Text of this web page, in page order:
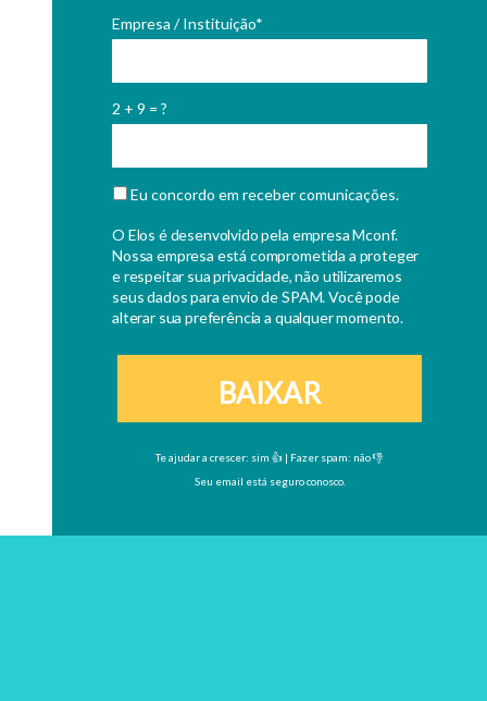
Empresa / Instituição*
2 + 9 = ?
Eu concordo em receber comunicações.
O Elos é desenvolvido pela empresa Mconf.
Nossa empresa está comprometida a proteger
e respeitar sua privacidade, não utilizaremos
seus dados para envio de SPAM. Você pode
alterar sua preferência a qualquer momento.
BAIXAR
Te ajudar a crescer: sim 👍 | Fazer spam: não 👎
Seu email está seguro conosco.